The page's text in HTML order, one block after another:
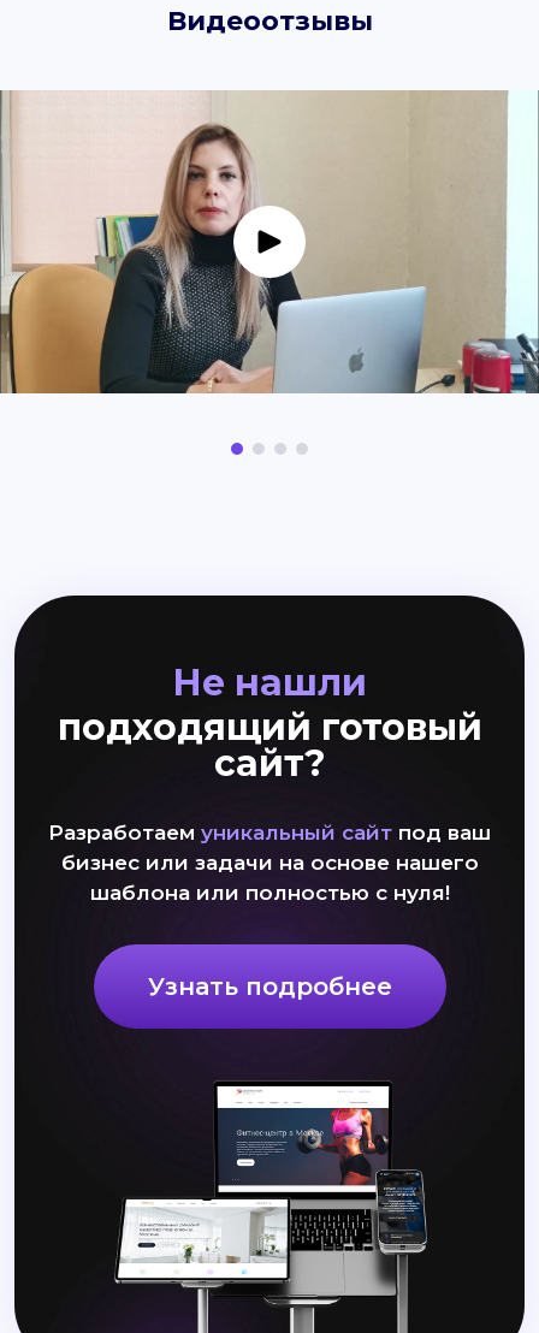
Видеоотзывы
Не нашли
подходящий готовый
сайт?
Разработаем уникальный сайт под ваш
бизнес или задачи на основе нашего
шаблона или полностью с нуля!
Узнать подробнее